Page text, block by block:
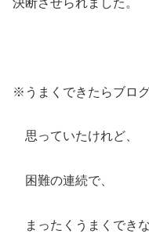
決断させられました。
※うまくできたらブロ
思っていたけれど、
困難の連続で、
まったくうまくできな